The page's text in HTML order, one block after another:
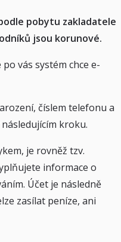
pobytu zakladatele
jsou korunové.
po vás systém chce e-
číslem telefonu a
kroku.
je rovněž tzv.
informace o
Účet je následně
zasílat peníze, ani